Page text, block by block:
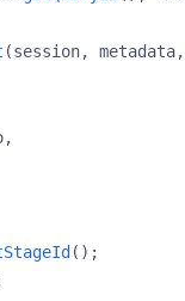
(session, metadata,
,
();